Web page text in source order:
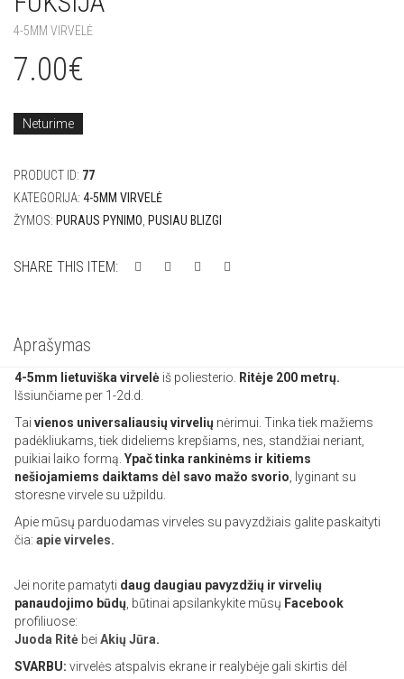
4-5MM VIRVELĖ
7.00€
Neturime
PRODUCT ID: 77
KATEGORIJA: 4-5MM VIRVELĖ
ŽYMOS: PURAUS PYNIMO PUSIAU BLIZGI
SHARE THIS ITEM:
Aprašymas
4-5mm lietuviška virvelė iš poliesterio.
Ritėje 200 metrų.
Išsiunčiame per 1-2d.d.
Tai vienos universaliausių virvelių nėrimui. Tinka tiek mažiems
padėkliukams, tiek dideliems krepšiams, nes, standžiai neriant,
puikiai laiko formą. Ypač tinka rankinėms ir kitiems
nešiojamiems daiktams dėl savo mažo svorio , lyginant su
storesne virvele su užpildu.
Apie mūsų parduodamas virveles su pavyzdžiais galite paskaityti
čia: apie virveles.
Jei norite pamatyti daug daugiau pavyzdžių ir virvelių
panaudojimo būdų , būtinai apsilankykite mūsų Facebook
profiliuose:
Juoda Ritė bei Akių Jūra.
SVARBU: virvelės atspalvis ekrane ir realybėje gali skirtis dėl